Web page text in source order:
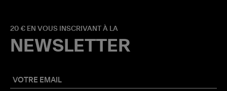
20 € EN VOUS INSCRIVANT À LA
NEWSLETTER